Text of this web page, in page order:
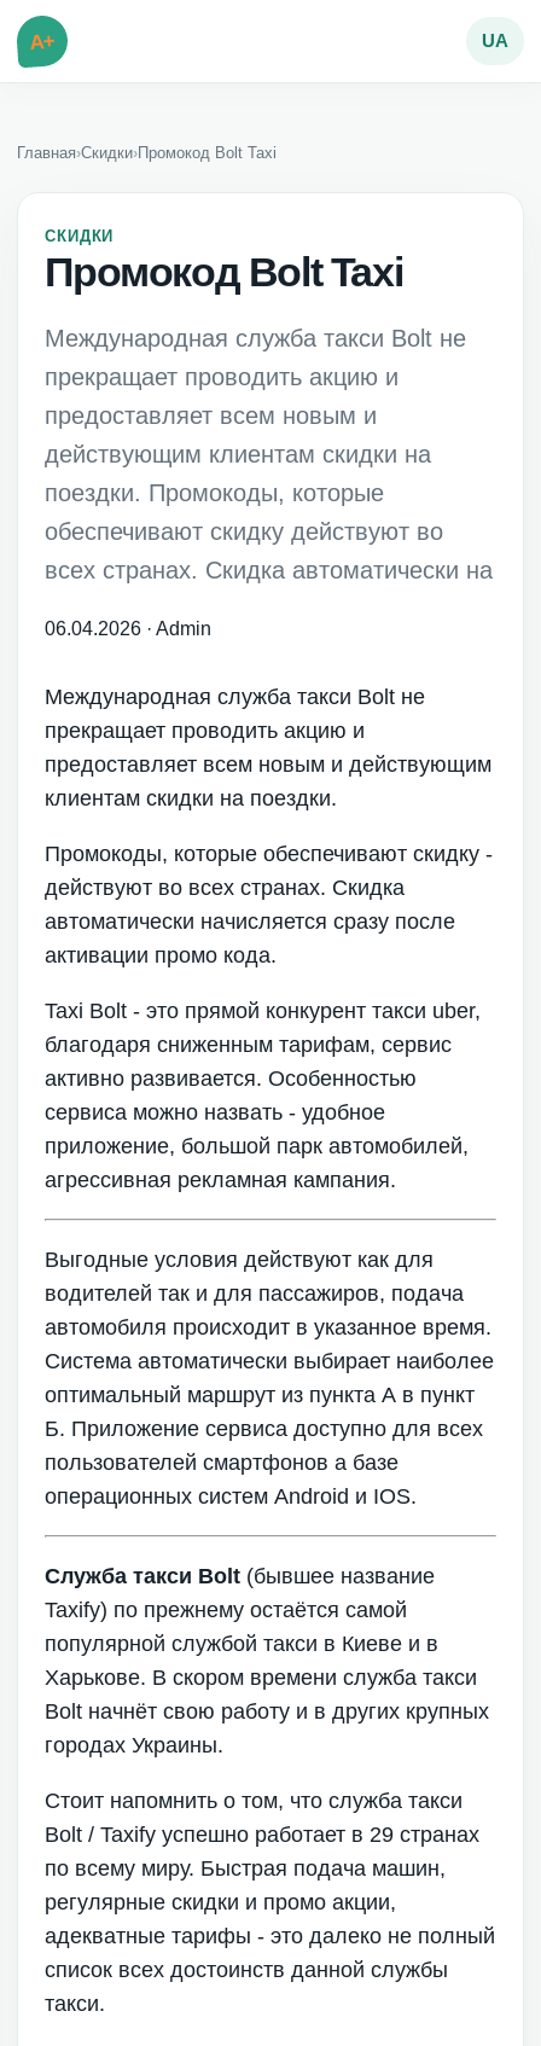
A+ UA
Главная›Скидки›Промокод Bolt Taxi
СКИДКИ
Промокод Bolt Taxi
Международная служба такси Bolt не
прекращает проводить акцию и
предоставляет всем новым и
действующим клиентам скидки на
поездки. Промокоды, которые
обеспечивают скидку действуют во
всех странах. Скидка автоматически на
06.04.2026 ·Admin
Международная служба такси Bolt не
прекращает проводить акцию и
предоставляет всем новым и действующим
клиентам скидки на поездки.
Промокоды, которые обеспечивают скидку -
действуют во всех странах. Скидка
автоматически начисляется сразу после
активации промо кода.
Taxi Bolt - это прямой конкурент такси uber,
благодаря сниженным тарифам, сервис
активно развивается. Особенностью
сервиса можно назвать - удобное
приложение, большой парк автомобилей,
агрессивная рекламная кампания.
Выгодные условия действуют как для
водителей так и для пассажиров, подача
автомобиля происходит в указанное время.
Система автоматически выбирает наиболее
оптимальный маршрут из пункта А в пункт
Б. Приложение сервиса доступно для всех
пользователей смартфонов а базе
операционных систем Android и IOS.
Служба такси Bolt (бывшее название
Taxify) по прежнему остаётся самой
популярной службой такси в Киеве и в
Харькове. В скором времени служба такси
Bolt начнёт свою работу и в других крупных
городах Украины.
Стоит напомнить о том, что служба такси
Bolt / Taxify успешно работает в 29 странах
по всему миру. Быстрая подача машин,
регулярные скидки и промо акции,
адекватные тарифы - это далеко не полный
список всех достоинств данной службы
такси.